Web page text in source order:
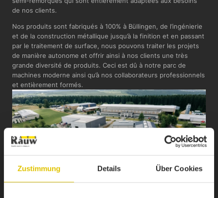
Zustimmung Details Über Cookies
de nos clients.
Nos produits sont fabriqués à 100% à Büllingen, de l’ingénierie
et de la construction métallique jusqu’à la finition et en passant
par le traitement de surface, nous pouvons traiter les projets
de manière autonome et offrir ainsi à nos clients une très
grande diversité de produits. Ceci est dû à notre parc de
machines moderne ainsi qu’à nos collaborateurs professionnels
et entièrement formés.